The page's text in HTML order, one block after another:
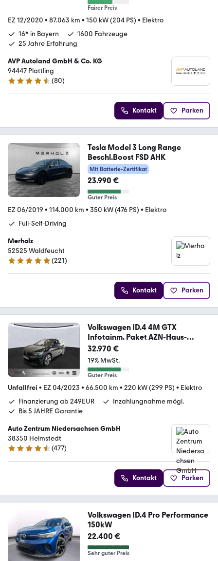
Fairer Preis
EZ 12/2020 • 87.063 km • 150 kW (204 PS) • Elektro
16* in Bayern
1600 Fahrzeuge
25 Jahre Erfahrung
AVP Autoland GmbH & Co. KG
94447 Plattling
4.7 Sterne
(80)
Kontakt Parken
Tesla Model 3 Long Range
Beschl.Boost FSD AHK
Mit Batterie-Zertifikat
23.990 €
Guter Preis
EZ 06/2019 • 114.000 km • 350 kW (476 PS) • Elektro
Full-Self-Driving
Merholz
52525 Waldfeucht
4.9 Sterne
(221)
Kontakt Parken
Volkswagen ID.4 4M GTX
Infotainm. Paket AZN-Haus-
Förderung*
32.970 €
19% MwSt.
Guter Preis
Unfallfrei • EZ 04/2023 • 66.500 km • 220 kW (299 PS) • Elektro
Finanzierung ab 249EUR
Inzahlungnahme mögl.
Bis 5 JAHRE Garantie
Auto Zentrum Niedersachsen GmbH
38350 Helmstedt
4.5 Sterne
(477)
Kontakt Parken
Volkswagen ID.4 Pro Performance
150kW
22.400 €
Sehr guter Preis